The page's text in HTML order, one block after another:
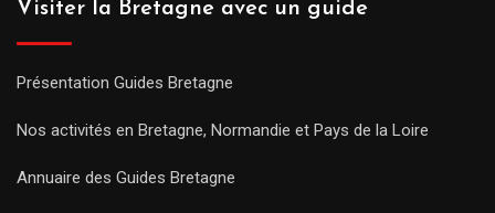
Visiter la Bretagne avec un guide
Présentation Guides Bretagne
Nos activités en Bretagne, Normandie et Pays de la Loire
Annuaire des Guides Bretagne